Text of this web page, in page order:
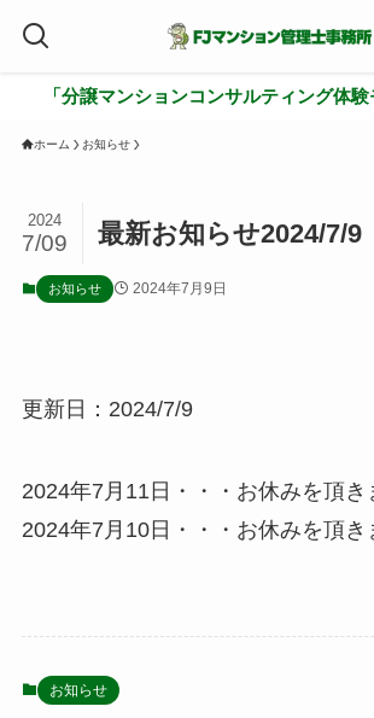
「分譲マンションコンサルティング体験モ
ホーム お知らせ
最新お知らせ2024/7/9
2024
7/09
お知らせ 2024年7月9日
更新日：2024/7/9
2024年7月11日・・・お休みを頂き
2024年7月10日・・・お休みを頂き
お知らせ